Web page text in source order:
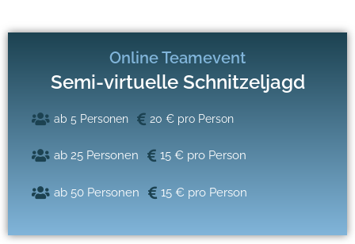
Online Teamevent
Semi-virtuelle Schnitzeljagd
ab 5 Personen 20 € pro Person
ab 25 Personen 15 € pro Person
ab 50 Personen 15 € pro Person